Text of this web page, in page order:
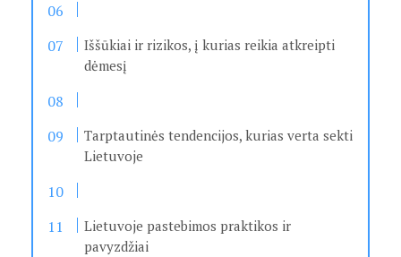
Iššūkiai ir rizikos, į kurias reikia atkreipti
dėmesį
Tarptautinės tendencijos, kurias verta sekti
Lietuvoje
Lietuvoje pastebimos praktikos ir
pavyzdžiai